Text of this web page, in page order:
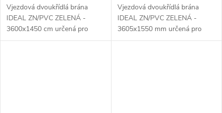
Vjezdová dvoukřídlá brána
IDEAL ZN/PVC ZELENÁ -
3600x1450 cm určená pro
drátěné ploty. Výplň z
Vjezdová dvoukřídlá brána
IDEAL ZN/PVC ZELENÁ -
3605x1550 mm určená pro
drátěné ploty. Výplň z